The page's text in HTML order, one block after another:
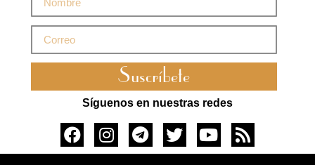
Suscríbete
Síguenos en nuestras redes